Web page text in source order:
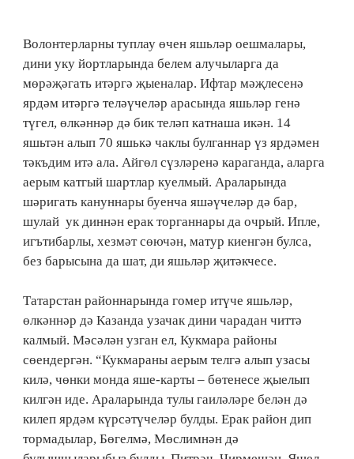
Волонтерларны туплау өчен яшьләр оешмалары,
дини уку йортларында белем алучыларга да
мөрәҗәгать итәргә җыеналар. Ифтар мәҗлесенә
ярдәм итәргә теләүчеләр арасында яшьләр генә
түгел, өлкәннәр дә бик теләп катнаша икән. 14
яшьтән алып 70 яшькә чаклы булганнар үз ярдәмен
тәкъдим итә ала. Айгөл сүзләренә караганда, аларга
аерым катгый шартлар куелмый. Араларында
шәригать кануннары буенча яшәүчеләр дә бар,
шулай ук диннән ерак торганнары да очрый. Ипле,
игътибарлы, хезмәт сөючән, матур киенгән булса,
без барысына да шат, ди яшьләр җитәкчесе.
Татарстан районнарында гомер итүче яшьләр,
өлкәннәр дә Казанда узачак дини чарадан читтә
калмый. Мәсәлән узган ел, Кукмара районы
сөендергән. “Кукмараны аерым телгә алып узасы
килә, чөнки монда яше-карты – бөтенесе җыелып
килгән иде. Араларында тулы гаиләләре белән дә
килеп ярдәм күрсәтүчеләр булды. Ерак район дип
тормадылар, Бөгелмә, Мөслимнән дә